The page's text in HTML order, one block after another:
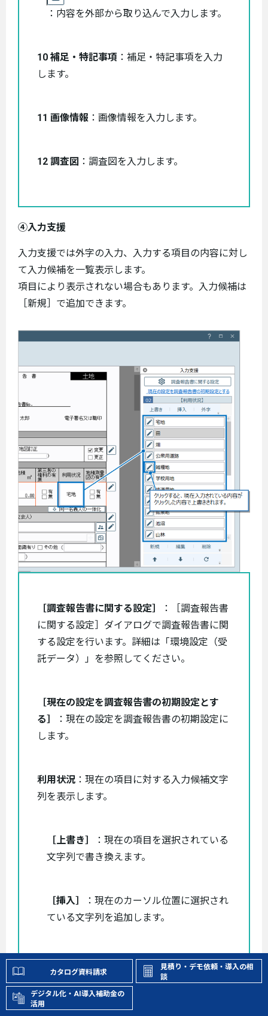
：内容を外部から取り込んで入力します。
10 補足・特記事項 ：補足・特記事項を入力
します。
11 画像情報 ：画像情報を入力します。
12 調査図 ：調査図を入力します。
④入力支援
入力支援では外字の入力、入力する項目の内容に対し
て入力候補を一覧表示します。
項目により表示されない場合もあります。入力候補は
［新規］で追加できます。
［調査報告書に関する設定］
：［調査報告書
に関する設定］ダイアログで調査報告書に関
する設定を行います。詳細は「環境設定（受
託データ）」を参照してください。
［現在の設定を調査報告書の初期設定とす
る］
：現在の設定を調査報告書の初期設定に
します。
利用状況 ：現在の項目に対する入力候補文字
列を表示します。
［上書き］
：現在の項目を選択されている
文字列で書き換えます。
［挿入］
：現在のカーソル位置に選択され
ている文字列を追加します。
［外字］：現在のカーソル位置に［登記統
一文字から検索］ダイアログから外字を追
加します。
カタログ資料請求
見積り・デモ依頼・導入の相
談
デジタル化・AI導入補助金の
活用